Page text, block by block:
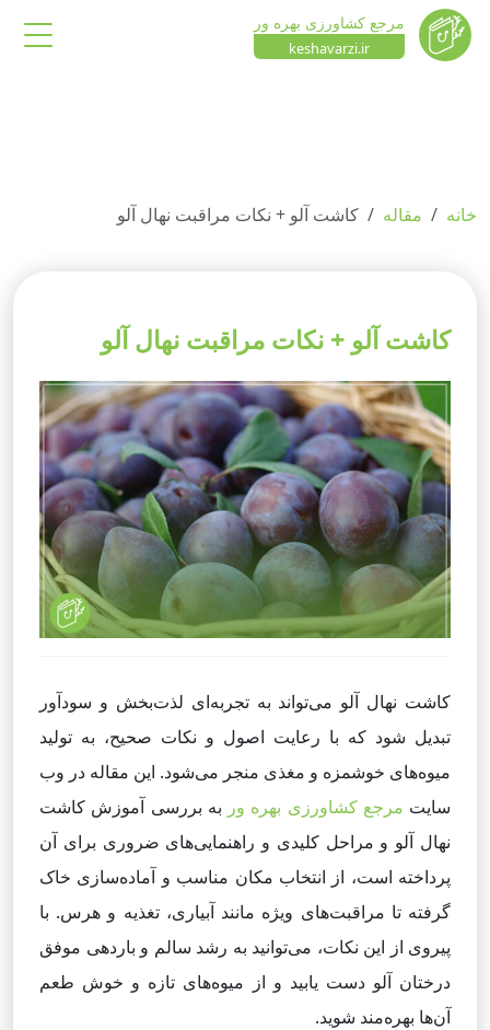
مرجع کشاورزی بهره ور
keshavarzi.ir
خانه مقاله کاشت آلو + نکات مراقبت نهال آلو
کاشت آلو + نکات مراقبت نهال آلو
کاشت نهال آلو می‌تواند به تجربه‌ای لذت‌بخش و سودآور
تبدیل شود که با رعایت اصول و نکات صحیح، به تولید
میوه‌های خوشمزه و مغذی منجر می‌شود. این مقاله در وب
سایت مرجع کشاورزی بهره ور به بررسی آموزش کاشت
نهال آلو و مراحل کلیدی و راهنمایی‌های ضروری برای آن
پرداخته است، از انتخاب مکان مناسب و آماده‌سازی خاک
گرفته تا مراقبت‌های ویژه مانند آبیاری، تغذیه و هرس. با
پیروی از این نکات، می‌توانید به رشد سالم و باردهی موفق
درختان آلو دست یابید و از میوه‌های تازه و خوش طعم
آن‌ها بهره‌مند شوید.